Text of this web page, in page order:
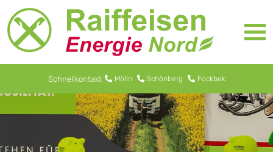
Schnellkontakt Mölln Schönberg Fockbek